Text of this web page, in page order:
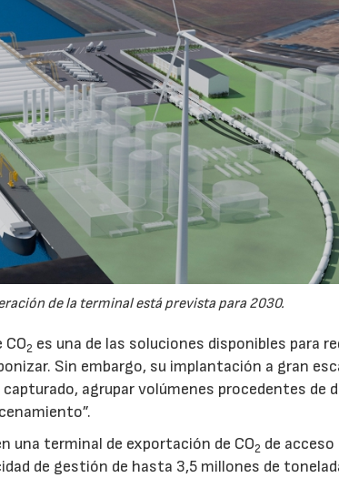
de la terminal está prevista para 2030.
2 es una de las soluciones disponibles para
Sin embargo, su implantación a gran
capturado, agrupar volúmenes procedentes de
una terminal de exportación de CO2 de
de gestión de hasta 3,5 millones de